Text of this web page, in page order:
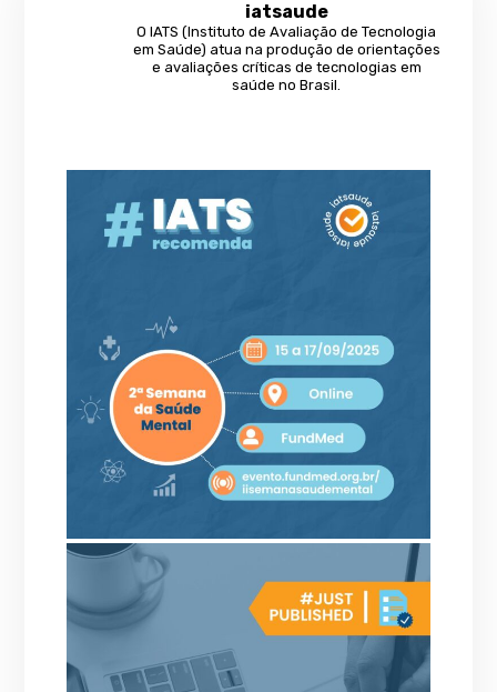
iatsaude
O IATS (Instituto de Avaliação de Tecnologia
em Saúde) atua na produção de orientações
e avaliações críticas de tecnologias em
saúde no Brasil.